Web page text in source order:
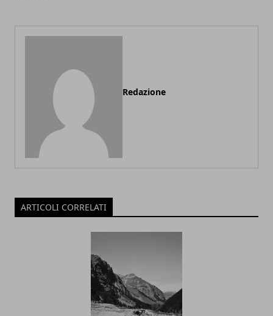
Redazione
ARTICOLI CORRELATI